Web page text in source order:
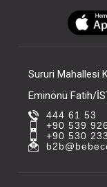
Sururi Mahallesi
Eminönü Fatih/
444 61 53
+90 539
+90 530